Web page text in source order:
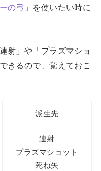
の弓 」を使いたい時に
射」や「プラズマショ
きるので、覚えておこ
派生先
連射
プラズマショット
死ね矢